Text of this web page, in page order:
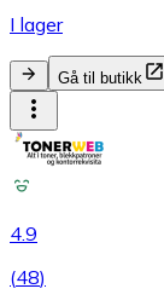
I lager
Gå til butikk
4.9
(48)